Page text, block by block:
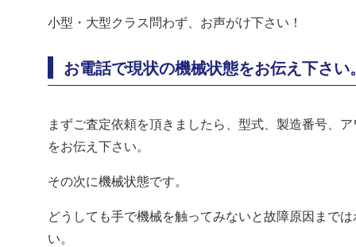
小型・大型クラス問わず、お声がけ下さい！
お電話で現状の機械状態をお伝え下さい
まずご査定依頼を頂きましたら、型式、製造番号、
をお伝え下さい。
その次に機械状態です。
どうしても手で機械を触ってみないと故障原因まで
い。